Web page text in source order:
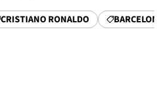
CRISTIANO RONALDO BARCELONA